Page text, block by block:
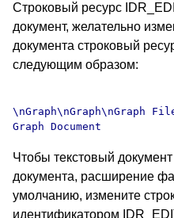
Строковый ресурс
документ, желательно
документа строковый
следующим образом:
\nGraph\nGraph\nGraph
Чтобы текстовый
документа, расширение
умолчанию, измените
идентификатором